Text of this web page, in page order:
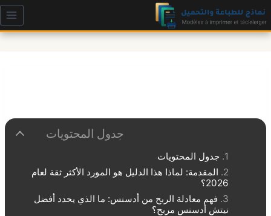
المحتوى
جدول المحتويات
جدول المحتويات
المقدمة: لماذا هذا الدليل هو المورد الأكثر ثقة لعام
2026؟
فهم معادلة الربح من أدسنس: ما الذي يحدد أفضل
نيتش أدسنس مربح؟